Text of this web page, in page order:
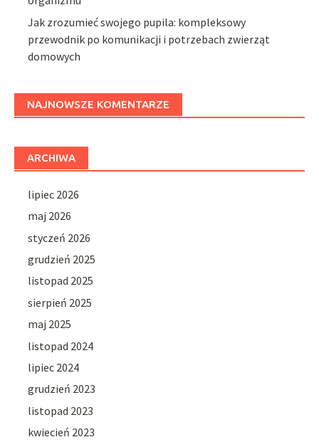
Jak zrozumieć swojego pupila: kompleksowy
przewodnik po komunikacji i potrzebach zwierząt
domowych
NAJNOWSZE KOMENTARZE
ARCHIWA
lipiec 2026
maj 2026
styczeń 2026
grudzień 2025
listopad 2025
sierpień 2025
maj 2025
listopad 2024
lipiec 2024
grudzień 2023
listopad 2023
kwiecień 2023